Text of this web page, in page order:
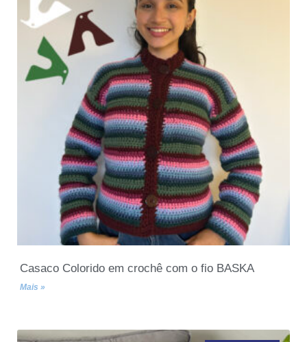
Casaco Colorido em crochê com o fio BASKA
Mais »